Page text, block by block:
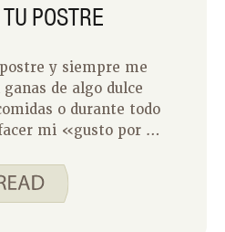
POSTRE
y siempre me
de algo dulce
o durante todo
mi «gusto por lo
Cuando era niño,
de cumpleaños en